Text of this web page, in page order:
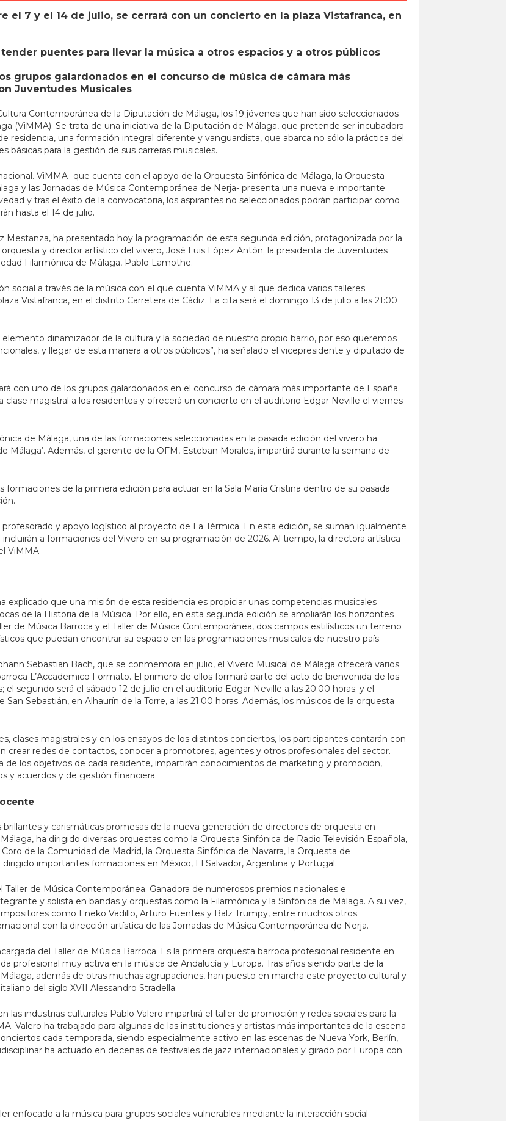
el 7 y el 14 de julio, se cerrará con un concierto en la plaza Vistafranca, en
puentes para llevar la música a otros espacios y a otros públicos
grupos galardonados en el concurso de música de cámara más
Juventudes Musicales
Contemporánea de la Diputación de Málaga, los 19 jóvenes que han sido seleccionados
(ViMMA). Se trata de una iniciativa de la Diputación de Málaga, que pretende ser incubadora
residencia, una formación integral diferente y vanguardista, que abarca no sólo la práctica del
para la gestión de sus carreras musicales.
ViMMA -que cuenta con el apoyo de la Orquesta Sinfónica de Málaga, la Orquesta
y las Jornadas de Música Contemporánea de Nerja- presenta una nueva e importante
y tras el éxito de la convocatoria, los aspirantes no seleccionados podrán participar como
hasta el 14 de julio.
Mestanza, ha presentado hoy la programación de esta segunda edición, protagonizada por la
y director artístico del vivero, José Luis López Antón; la presidenta de Juventudes
Filarmónica de Málaga, Pablo Lamothe.
social a través de la música con el que cuenta ViMMA y al que dedica varios talleres
Vistafranca, en el distrito Carretera de Cádiz. La cita será el domingo 13 de julio a las 21:00
dinamizador de la cultura y la sociedad de nuestro propio barrio, por eso queremos
y llegar de esta manera a otros públicos”, ha señalado el vicepresidente y diputado de
con uno de los grupos galardonados en el concurso de cámara más importante de España.
magistral a los residentes y ofrecerá un concierto en el auditorio Edgar Neville el viernes
de Málaga, una de las formaciones seleccionadas en la pasada edición del vivero ha
Málaga’. Además, el gerente de la OFM, Esteban Morales, impartirá durante la semana de
de la primera edición para actuar en la Sala María Cristina dentro de su pasada
y apoyo logístico al proyecto de La Térmica. En esta edición, se suman igualmente
a formaciones del Vivero en su programación de 2026. Al tiempo, la directora artística
ViMMA.
explicado que una misión de esta residencia es propiciar unas competencias musicales
de la Historia de la Música. Por ello, en esta segunda edición se ampliarán los horizontes
de Música Barroca y el Taller de Música Contemporánea, dos campos estilísticos un terreno
que puedan encontrar su espacio en las programaciones musicales de nuestro país.
Sebastian Bach, que se conmemora en julio, el Vivero Musical de Málaga ofrecerá varios
L’Accademico Formato. El primero de ellos formará parte del acto de bienvenida de los
el segundo será el sábado 12 de julio en el auditorio Edgar Neville a las 20:00 horas; y el
Sebastián, en Alhaurín de la Torre, a las 21:00 horas. Además, los músicos de la orquesta
clases magistrales y en los ensayos de los distintos conciertos, los participantes contarán con
crear redes de contactos, conocer a promotores, agentes y otros profesionales del sector.
de los objetivos de cada residente, impartirán conocimientos de marketing y promoción,
y acuerdos y de gestión financiera.
y carismáticas promesas de la nueva generación de directores de orquesta en
ha dirigido diversas orquestas como la Orquesta Sinfónica de Radio Televisión Española,
de la Comunidad de Madrid, la Orquesta Sinfónica de Navarra, la Orquesta de
importantes formaciones en México, El Salvador, Argentina y Portugal.
Taller de Música Contemporánea. Ganadora de numerosos premios nacionales e
y solista en bandas y orquestas como la Filarmónica y la Sinfónica de Málaga. A su vez,
como Eneko Vadillo, Arturo Fuentes y Balz Trümpy, entre muchos otros.
con la dirección artística de las Jornadas de Música Contemporánea de Nerja.
del Taller de Música Barroca. Es la primera orquesta barroca profesional residente en
profesional muy activa en la música de Andalucía y Europa. Tras años siendo parte de la
además de otras muchas agrupaciones, han puesto en marcha este proyecto cultural y
del siglo XVII Alessandro Stradella.
las industrias culturales Pablo Valero impartirá el taller de promoción y redes sociales para la
Valero ha trabajado para algunas de las instituciones y artistas más importantes de la escena
cada temporada, siendo especialmente activo en las escenas de Nueva York, Berlín,
ha actuado en decenas de festivales de jazz internacionales y girado por Europa con
enfocado a la música para grupos sociales vulnerables mediante la interacción social